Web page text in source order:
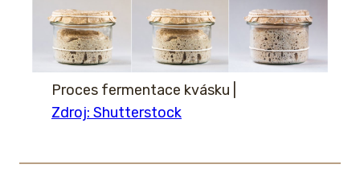
Proces fermentace kvásku
Zdroj: Shutterstock